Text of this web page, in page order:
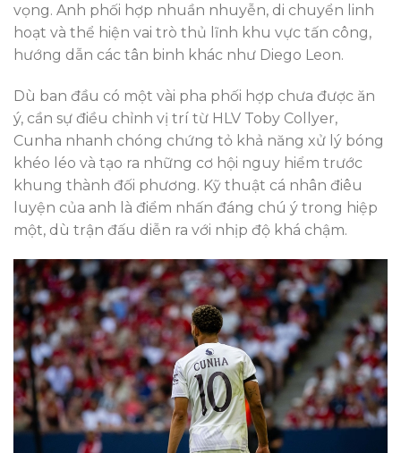
vọng. Anh phối hợp nhuần nhuyễn, di chuyển linh
hoạt và thể hiện vai trò thủ lĩnh khu vực tấn công,
hướng dẫn các tân binh khác như Diego Leon.
Dù ban đầu có một vài pha phối hợp chưa được ăn
ý, cần sự điều chỉnh vị trí từ HLV Toby Collyer,
Cunha nhanh chóng chứng tỏ khả năng xử lý bóng
khéo léo và tạo ra những cơ hội nguy hiểm trước
khung thành đối phương. Kỹ thuật cá nhân điêu
luyện của anh là điểm nhấn đáng chú ý trong hiệp
một, dù trận đấu diễn ra với nhịp độ khá chậm.